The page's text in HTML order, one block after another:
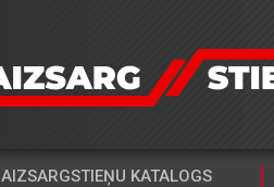
AIZSARGSTIEŅU KATALOGS